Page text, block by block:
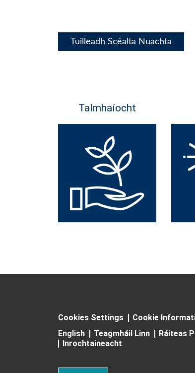
Tuilleadh Scéalta Nuachta
Talmhaíocht
Cookies Settings
Cookie
English
Teagmháil Linn Ráiteas
Inrochtaineacht